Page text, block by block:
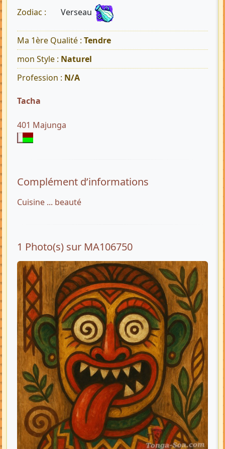
Zodiac : Verseau
Ma 1ère Qualité : Tendre
mon Style : Naturel
Profession : N/A
Tacha
401 Majunga
Complément d’informations
Cuisine ... beauté
1 Photo(s) sur MA106750